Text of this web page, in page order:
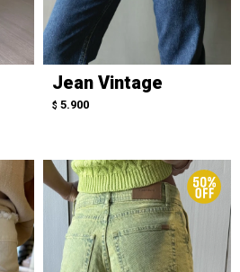
Jean Vintage
$ 5.900